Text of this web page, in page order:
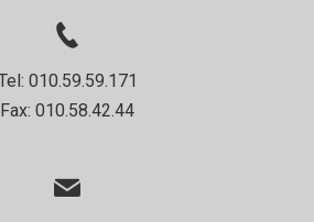
010.59.59.171
Fax: 010.58.42.44